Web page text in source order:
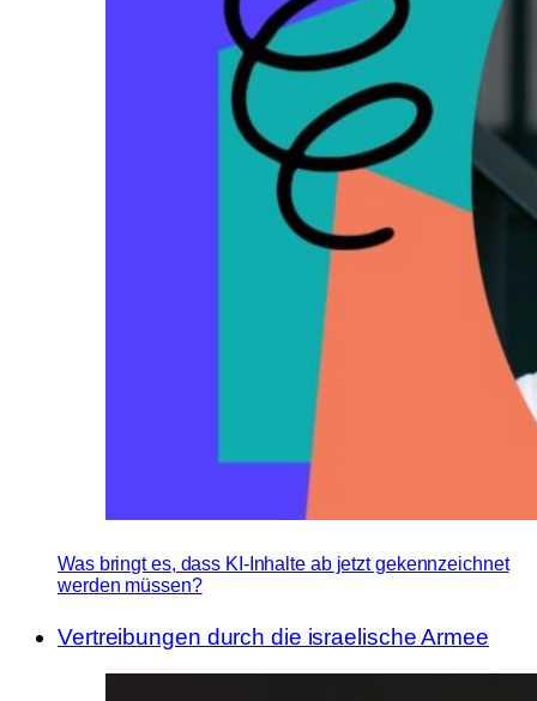
Was bringt es, dass KI-Inhalte ab jetzt gekennzeichnet
werden müssen?
Vertreibungen durch die israelische Armee